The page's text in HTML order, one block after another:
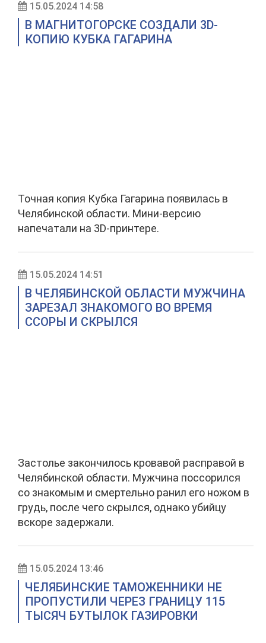
15.05.2024 14:58
В МАГНИТОГОРСКЕ СОЗДАЛИ 3D-
КОПИЮ КУБКА ГАГАРИНА
Точная копия Кубка Гагарина появилась в
Челябинской области. Мини-версию
напечатали на 3D-принтере.
15.05.2024 14:51
В ЧЕЛЯБИНСКОЙ ОБЛАСТИ МУЖЧИНА
ЗАРЕЗАЛ ЗНАКОМОГО ВО ВРЕМЯ
ССОРЫ И СКРЫЛСЯ
Застолье закончилось кровавой расправой в
Челябинской области. Мужчина поссорился
со знакомым и смертельно ранил его ножом в
грудь, после чего скрылся, однако убийцу
вскоре задержали.
15.05.2024 13:46
ЧЕЛЯБИНСКИЕ ТАМОЖЕННИКИ НЕ
ПРОПУСТИЛИ ЧЕРЕЗ ГРАНИЦУ 115
ТЫСЯЧ БУТЫЛОК ГАЗИРОВКИ